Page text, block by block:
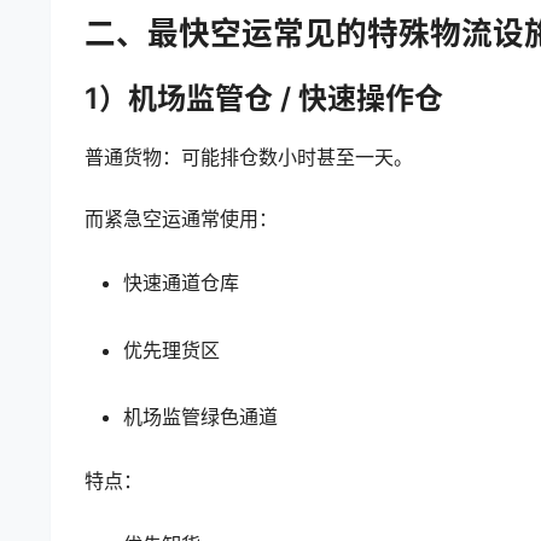
二、最快空运常见的特殊物流设
1）机场监管仓 / 快速操作仓
普通货物：可能排仓数小时甚至一天。
而紧急空运通常使用：
快速通道仓库
优先理货区
机场监管绿色通道
特点：